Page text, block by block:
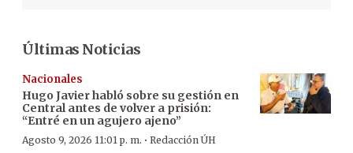
Últimas Noticias
Nacionales
Hugo Javier habló sobre su gestión en
Central antes de volver a prisión:
“Entré en un agujero ajeno”
Agosto 9, 2026 11:01 p. m. · Redacción ÚH